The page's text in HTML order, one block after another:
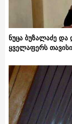
ნუცა ბუზალაძე და
ყველაფერს